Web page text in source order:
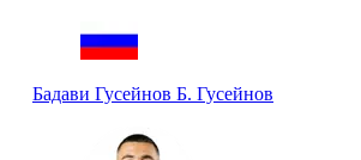
Бадави Гусейнов Б. Гусейнов